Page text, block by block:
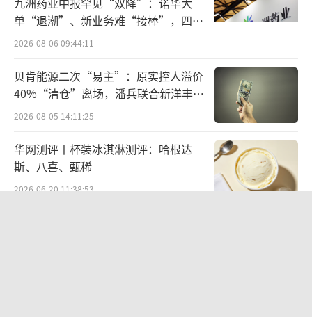
人均效能提升15%。
时尚产业独立分析师、上海良栖品牌管理
有限公司创始人程伟雄认为，361度是运动品
牌，当下正是风口，做好下沉市场、做好价格
博弈，规模做大后，毛利率相对保持稳定（原
文“毛利率相对较低”表述与数据矛盾，结合3
61度毛利率同比提升的情况修正）。
据了解，361度为哈尔滨亚冬会官方合作伙
单“退潮”、新业务难“接棒”，四大
难关待闯
2026-08-06 09:44:11
贝肯能源二次“易主”：原实控人溢价
40%“清仓”离场，潘兵联合新洋丰、
宏科百世拟入主
2026-08-05 14:11:25
华网测评丨杯装冰淇淋测评：哈根达
斯、八喜、甄稀
2026-06-20 11:38:53